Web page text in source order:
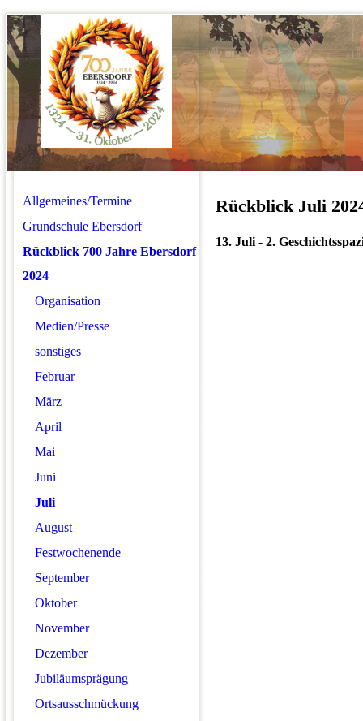
Allgemeines/Termine
Grundschule Ebersdorf
Rückblick 700 Jahre Ebersdorf
2024
Organisation
Medien/Presse
sonstiges
Februar
März
April
Mai
Juni
Juli
August
Festwochenende
September
Oktober
November
Dezember
Jubiläumsprägung
Ortsausschmückung
Rückblick Juli
13. Juli - 2.